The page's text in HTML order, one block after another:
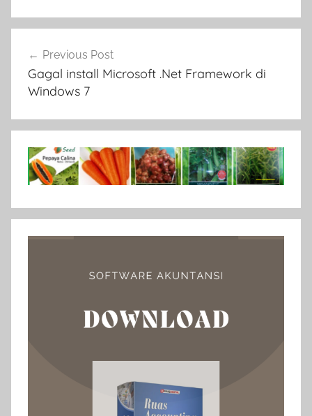
pos
Previous Post
Gagal install Microsoft .Net Framework di
Windows 7